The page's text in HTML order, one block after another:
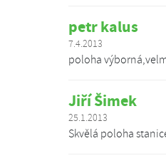
petr kalus
7.4.2013
poloha
Jiří Šimek
25.1.2013
Skvělá poloha